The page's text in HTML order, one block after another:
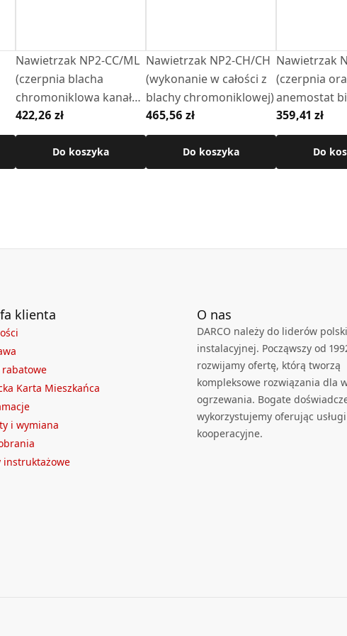
280 – 550 mm
z blachy ocynkowanej
(RAL
powietrza oraz parametry techniczne
Nawietrzak NP2-CC/ML
(czerpnia blacha
chromoniklowa kanał
blacha oc anemostat
biały)
422,26 zł
Do koszyka
Nawietrzak NP2-CH/CH
(wykonanie w całości z
blachy chromoniklowej)
465,56 zł
Do koszyka
Nawietrzak
(czerpnia
anemostat
z blachy
359,41 zł
Do
klienta
rabatowe
Karta Mieszkańca
i wymiana
instruktażowe
O nas
DARCO należy do liderów
instalacyjnej. Począwszy od
rozwijamy ofertę, którą tworzą
kompleksowe rozwiązania dla
ogrzewania. Bogate
wykorzystujemy oferując usługi
kooperacyjne.